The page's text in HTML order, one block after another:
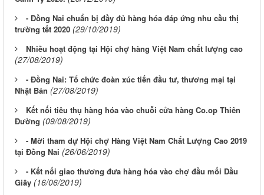
- Đồng Nai chuẩn bị đầy đủ hàng hóa đáp ứng nhu cầu thị
trường tết 2020 (29/10/2019)
Nhiều hoạt động tại Hội chợ hàng Việt Nam chất lượng cao
(27/08/2019)
- Đồng Nai: Tổ chức đoàn xúc tiến đầu tư, thương mại tại
Nhật Bản (27/08/2019)
Kết nối tiêu thụ hàng hóa vào chuỗi cửa hàng Co.op Thiên
Đường (09/08/2019)
- Mời tham dự Hội chợ Hàng Việt Nam Chất Lượng Cao 2019
tại Đồng Nai (26/06/2019)
- Kết nối giao thương đưa hàng hóa vào chợ đầu mối Dầu
Giây (16/06/2019)